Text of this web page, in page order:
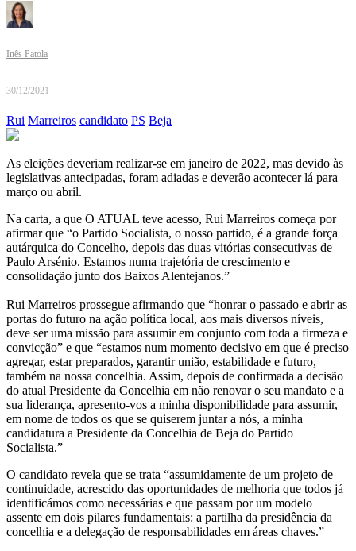
Inês Patola
30/12/2021
Rui Marreiros candidato PS Beja
As eleições deveriam realizar-se em janeiro de 2022, mas devido às
legislativas antecipadas, foram adiadas e deverão acontecer lá para
março ou abril.
Na carta, a que O ATUAL teve acesso, Rui Marreiros começa por
afirmar que “o Partido Socialista, o nosso partido, é a grande força
autárquica do Concelho, depois das duas vitórias consecutivas de
Paulo Arsénio. Estamos numa trajetória de crescimento e
consolidação junto dos Baixos Alentejanos.”
Rui Marreiros prossegue afirmando que “honrar o passado e abrir as
portas do futuro na ação política local, aos mais diversos níveis,
deve ser uma missão para assumir em conjunto com toda a firmeza e
convicção” e que “estamos num momento decisivo em que é preciso
agregar, estar preparados, garantir união, estabilidade e futuro,
também na nossa concelhia. Assim, depois de confirmada a decisão
do atual Presidente da Concelhia em não renovar o seu mandato e a
sua liderança, apresento-vos a minha disponibilidade para assumir,
em nome de todos os que se quiserem juntar a nós, a minha
candidatura a Presidente da Concelhia de Beja do Partido
Socialista.”
O candidato revela que se trata “assumidamente de um projeto de
continuidade, acrescido das oportunidades de melhoria que todos já
identificámos como necessárias e que passam por um modelo
assente em dois pilares fundamentais: a partilha da presidência da
concelhia e a delegação de responsabilidades em áreas chaves.”